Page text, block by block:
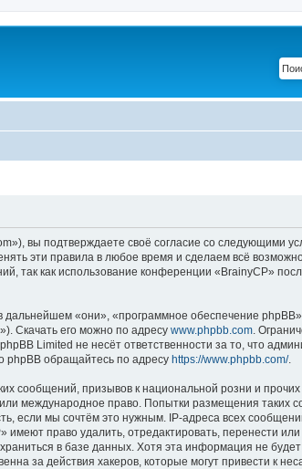
вы подтверждаете своё согласие со следующими
эти правила в любое время и сделаем всё
так как использование конференции «BrainyCP»
«они», «программное обеспечение
Скачать его можно по адресу www.phpbb.com.
Limited не несёт ответственности за то, что
phpBB обращайтесь по адресу https://www.phpbb.com/.
сообщений, призывов к национальной розни и
международное право. Попытки размещения таких
если мы сочтём это нужным. IP-адреса всех
право удалить, отредактировать, перенести
в базе данных. Хотя эта информация не
за действия хакеров, которые могут привести к